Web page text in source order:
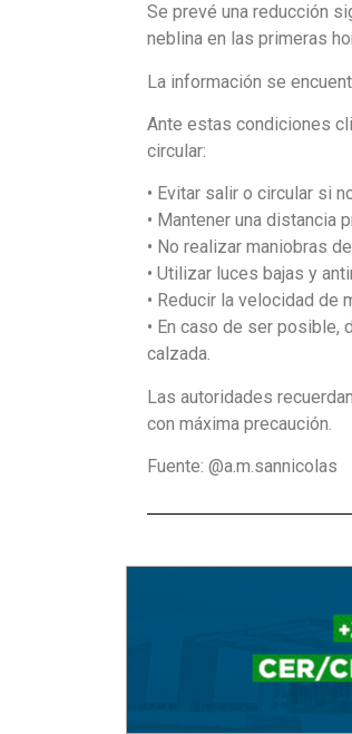
Se prevé una reducción
neblina en las primeras
La información se
Ante estas condiciones
circular:
• Evitar salir o circular si
• Mantener una distancia
• No realizar maniobras
• Utilizar luces bajas y
• Reducir la velocidad de
• En caso de ser posible,
calzada.
Las autoridades
con máxima precaución.
Fuente: @a.m.sannicolas